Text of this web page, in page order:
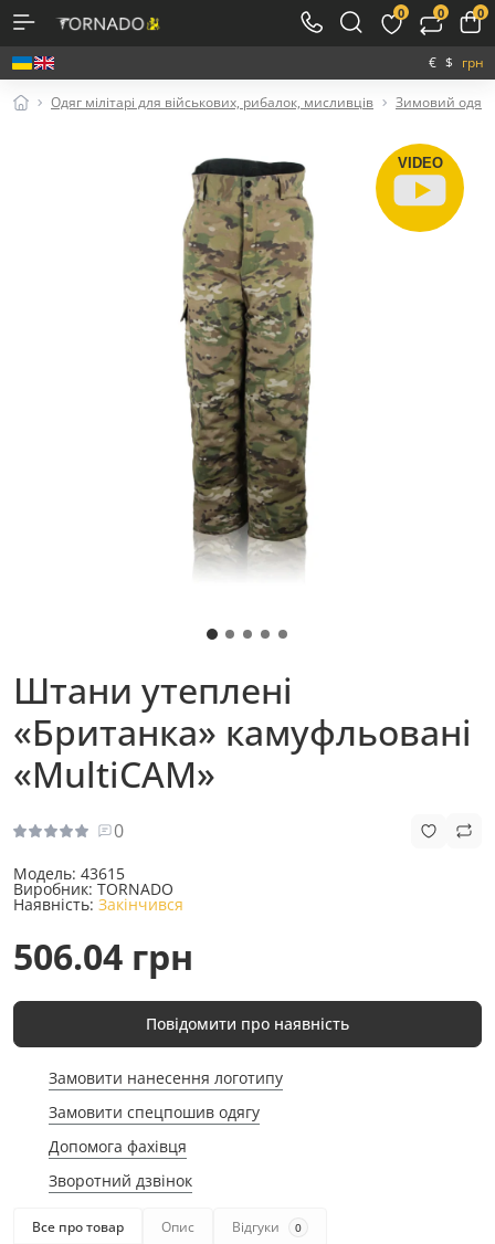
0 0 0
€ $ грн
Одяг мілітарі для військових, рибалок, мисливців Зимовий одяг
VIDEO
Штани утеплені
«Британка» камуфльовані
«MultiCAM»
0
Модель: 43615
Виробник: TORNADO
Наявність: Закінчився
506.04 грн
Повідомити про наявність
Замовити нанесення логотипу
Замовити спецпошив одягу
Допомога фахівця
Зворотний дзвінок
Все про товар Опис Відгуки 0